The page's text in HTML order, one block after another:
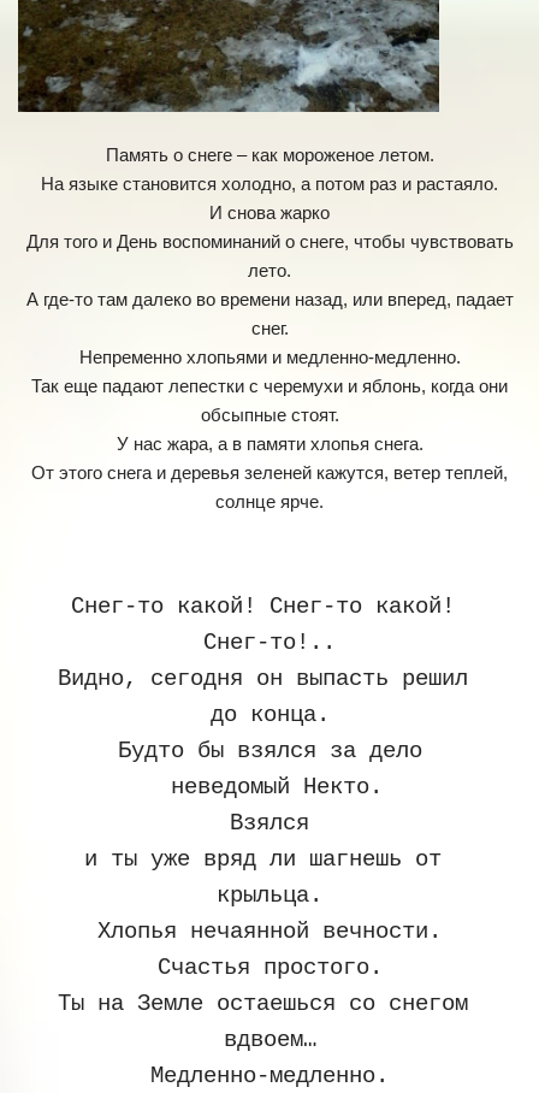
Память о снеге – как мороженое летом.
На языке становится холодно, а потом раз и растаяло.
И снова жарко
Для того и День воспоминаний о снеге, чтобы чувствовать
лето.
А где-то там далеко во времени назад, или вперед, падает
снег.
Непременно хлопьями и медленно-медленно.
Так еще падают лепестки с черемухи и яблонь, когда они
обсыпные стоят.
У нас жара, а в памяти хлопья снега.
От этого снега и деревья зеленей кажутся, ветер теплей,
солнце ярче.
Снег-то какой! Снег-то какой!
Снег-то!..
Видно, сегодня он выпасть решил
до конца.
Будто бы взялся за дело
неведомый Некто.
Взялся
и ты уже вряд ли шагнешь от
крыльца.
Хлопья нечаянной вечности.
Счастья простого.
Ты на Земле остаешься со снегом
вдвоем…
Медленно-медленно.